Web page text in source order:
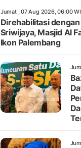
Jumat , 07 Aug 2026, 06:00
Direhabilitasi
Sriwijaya, Masjid Al
Ikon Palembang